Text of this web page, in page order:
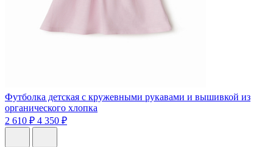
Футболка детская с кружевными рукавами и вышивкой из
органического хлопка
2 610 ₽ 4 350 ₽